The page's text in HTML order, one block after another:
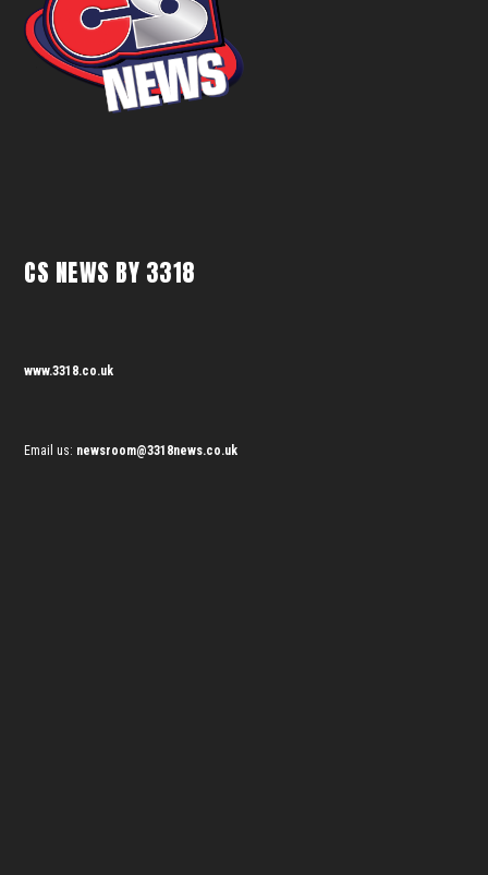
CS NEWS BY 3318
www.3318.co.uk
Email us: newsroom@3318news.co.uk